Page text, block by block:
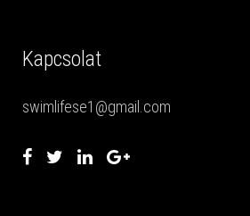
Kapcsolat
swimlifese1@gmail.com